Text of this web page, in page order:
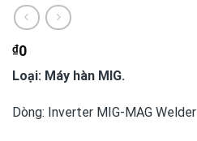
₫0
Loại: Máy hàn MIG.
Dòng: Inverter MIG-MAG Welder